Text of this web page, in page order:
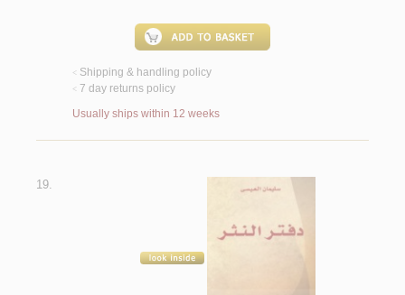
< Shipping & handling policy
< 7 day returns policy
Usually ships within 12 weeks
19.